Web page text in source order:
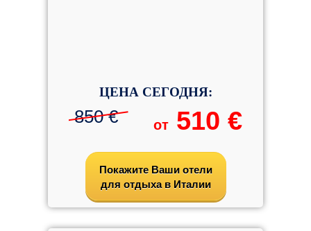
ЦЕНА СЕГОДНЯ:
850 € от 510 €
Покажите Ваши отели
для отдыха в Италии